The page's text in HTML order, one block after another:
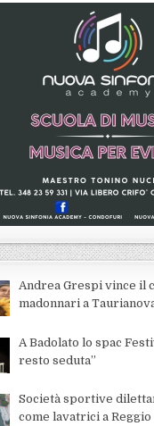
Andrea Grespi vince il
madonnari a
A Badolato lo spac
resto seduta”
Società sportive
come lavatrici a Reggio